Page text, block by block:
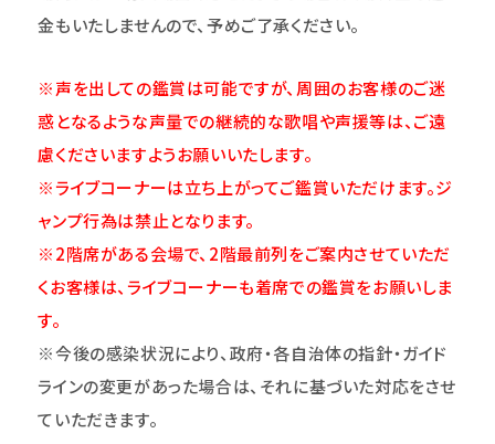
金もいたしませんので、予めご了承ください。
※声を出しての鑑賞は可能ですが、周囲のお客様のご迷
惑となるような声量での継続的な歌唱や声援等は、ご遠
慮くださいますようお願いいたします。
※ライブコーナーは立ち上がってご鑑賞いただけます。ジ
ャンプ行為は禁止となります。
※2階席がある会場で、2階最前列をご案内させていただ
くお客様は、ライブコーナーも着席での鑑賞をお願いしま
す。
※今後の感染状況により、政府・各自治体の指針・ガイド
ラインの変更があった場合は、それに基づいた対応をさせ
ていただきます。